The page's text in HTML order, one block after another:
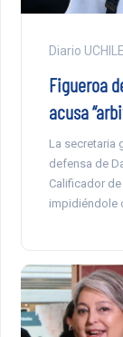
Diario UCHILE
Figueroa
acusa
La secretaria
defensa de
Calificador
impidiéndole